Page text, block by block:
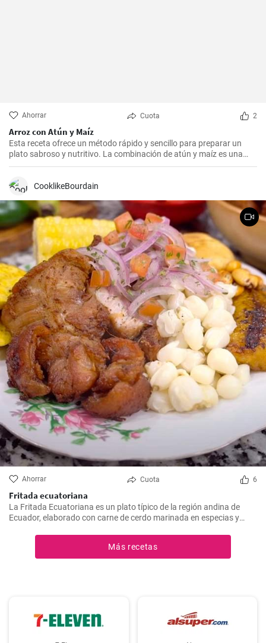
Ahorrar Cuota 2
Arroz con Atún y Maíz
Esta receta ofrece un método rápido y sencillo para preparar un
plato sabroso y nutritivo. La combinación de atún y maíz es una
excelente manera de agregar algo de proteína y color a nuestra
CooklikeBourdain
Ahorrar Cuota 6
Fritada ecuatoriana
La Fritada Ecuatoriana es un plato típico de la región andina de
Ecuador, elaborado con carne de cerdo marinada en especias y
y tierna.
Más recetas